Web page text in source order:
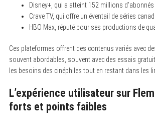
Disney+, qui a atteint 152 millions d’abonnés
Crave TV, qui offre un éventail de séries
HBO Max, réputé pour ses productions de
Ces plateformes offrent des contenus variés avec
souvent abordables, souvent avec des essais
les besoins des cinéphiles tout en restant dans les
L’expérience utilisateur sur
forts et points faibles